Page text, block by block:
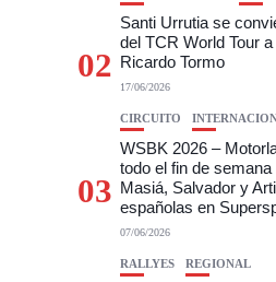
02
Santi Urrutia se
del TCR World Tour
Ricardo Tormo
17/06/2026
03
CIRCUITO
WSBK 2026 –
todo el fin de
Masiá, Salvador y
españolas en
07/06/2026
RALLYES REGIONAL